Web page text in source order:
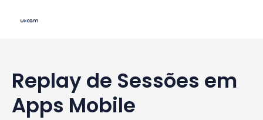
Replay de Sessões em
Apps Mobile